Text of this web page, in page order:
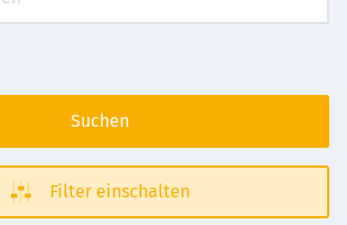
Suchen
Filter einschalten